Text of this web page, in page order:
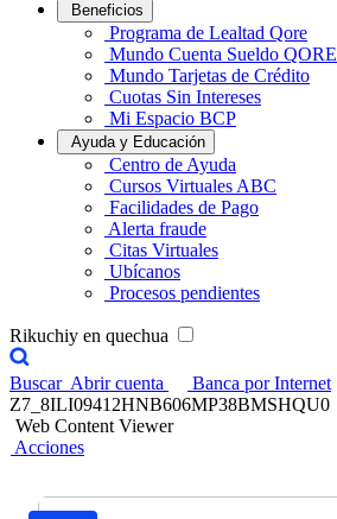
Beneficios
Programa de Lealtad Qore
Mundo Cuenta Sueldo QORE
Mundo Tarjetas de Crédito
Cuotas Sin Intereses
Mi Espacio BCP
Ayuda y Educación
Centro de Ayuda
Cursos Virtuales ABC
Facilidades de Pago
Alerta fraude
Citas Virtuales
Ubícanos
Procesos pendientes
Rikuchiy en quechua
Buscar Abrir cuenta
Banca por Internet
Z7_8ILI09412HNB606MP38BMSHQU0
Web Content Viewer
Acciones